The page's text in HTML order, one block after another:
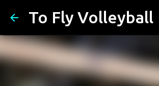
To Fly Volleyball